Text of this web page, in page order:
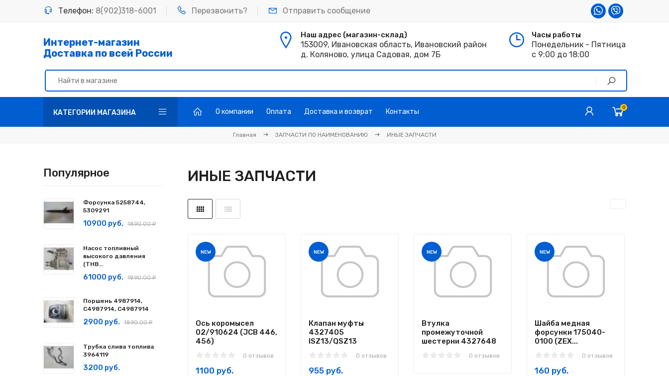
Телефон: 8(902)318-6001 Перезвонить? Отправить сообщение
Интернет-магазин
Доставка по всей России
Наш адрес (магазин-склад)
153009, Ивановская область, Ивановский район
д. Коляново, улица Садовая, дом 7Б
Часы работы
Понедельник - Пятница
с 9:00 до 18:00
КАТЕГОРИИ МАГАЗИНА О компании Оплата Доставка и возврат Контакты 0
Главная ЗАПЧАСТИ ПО НАИМЕНОВАНИЮ ИНЫЕ ЗАПЧАСТИ
ИНЫЕ ЗАПЧАСТИ
NEW
Ось коромысел
02/910624 (JCB 446,
456)
0 отзывов
1100 руб.
NEW
Клапан муфты
4327405
ISZ13/QSZ13
0 отзывов
955 руб.
NEW
Втулка
промежуточной
шестерни 4327648
0 отзывов
NEW
Шайба медная
форсунки 175040-
0100 (ZEX...
0 отзывов
160 руб.
Популярное
Форсунка 5258744,
5309291
10900 руб. 1890.00 ₽
Насос топливный
высокого давления
(ТНВ...
61000 руб. 1890.00 ₽
Поршень 4987914,
C4987914, С4987914
2900 руб. 1890.00 ₽
Трубка слива топлива
3964119
3200 руб.